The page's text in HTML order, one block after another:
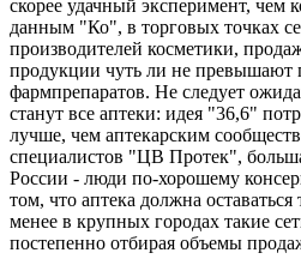
скорее удачный эксперимент, чем
данным "Ко", в торговых точках
производителей косметики,
продукции чуть ли не превышают
фармпрепаратов. Не следует
станут все аптеки: идея "36,6"
лучше, чем аптекарским
специалистов "ЦВ Протек",
России - люди по-хорошему
том, что аптека должна
менее в крупных городах такие
постепенно отбирая объемы